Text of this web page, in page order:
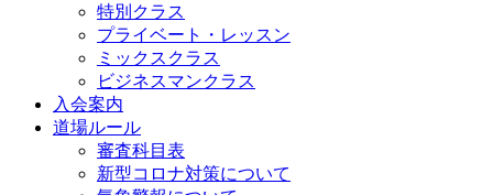
特別クラス
プライベート・レッスン
ミックスクラス
ビジネスマンクラス
入会案内
道場ルール
審査科目表
新型コロナ対策について